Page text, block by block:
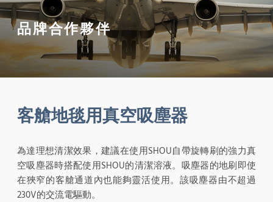
品牌合作夥伴
客艙地毯用真空吸塵器
為達理想清潔效果，建議在使用SHOU自帶旋轉刷的強力真
空吸塵器時搭配使用SHOU的清潔溶液。吸塵器的地刷即使
在狹窄的客艙通道內也能夠靈活使用。該吸塵器由不超過
230V的交流電驅動。